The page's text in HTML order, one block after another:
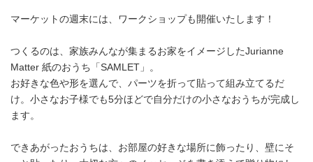
マーケットの週末には、ワークショップも開催いたします！
つくるのは、家族みんなが集まるお家をイメージしたJurianne
Matter 紙のおうち「SAMLET」。
お好きな色や形を選んで、パーツを折って貼って組み立てるだ
け。小さなお子様でも5分ほどで自分だけの小さなおうちが完成し
ます。
できあがったおうちは、お部屋の好きな場所に飾ったり、壁にそ